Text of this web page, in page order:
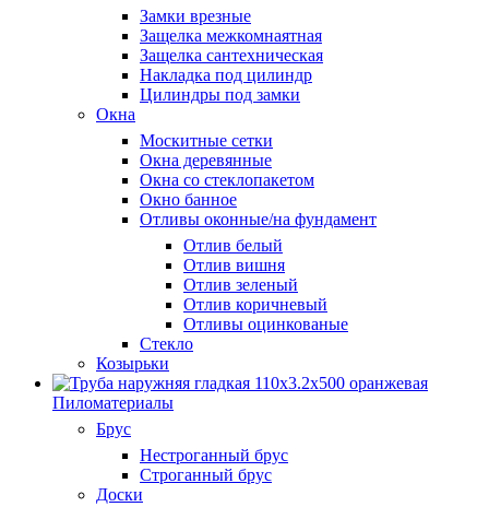
Замки врезные
Защелка межкомнаятная
Защелка сантехническая
Накладка под цилиндр
Цилиндры под замки
Окна
Москитные сетки
Окна деревянные
Окна со стеклопакетом
Окно банное
Отливы оконные/на фундамент
Отлив белый
Отлив вишня
Отлив зеленый
Отлив коричневый
Отливы оцинкованые
Стекло
Козырьки
Пиломатериалы
Брус
Нестроганный брус
Строганный брус
Доски